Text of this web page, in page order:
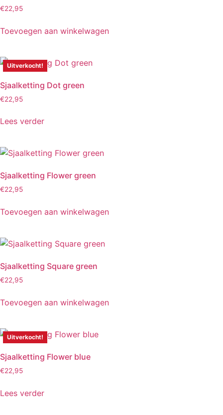
€22,95
Toevoegen aan winkelwagen
Uitverkocht!
Sjaalketting Dot green
€22,95
Lees verder
Sjaalketting Flower green
€22,95
Toevoegen aan winkelwagen
Sjaalketting Square green
€22,95
Toevoegen aan winkelwagen
Uitverkocht!
Sjaalketting Flower blue
€22,95
Lees verder